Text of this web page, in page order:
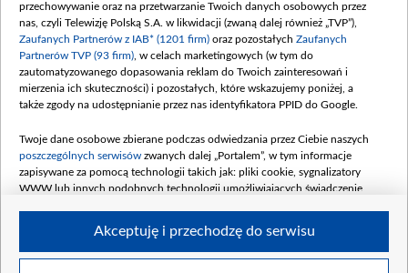
Dofinansowanie 48 862 000,00 PLN
Data podpisania umowy: GRUDZIEŃ 2025
(wpłata grudzień 60,548 mln)
Dofinansowanie 900 000 000,00 PLN
Data podpisania umowy: LUTY 2026 (wpłata
kwiecień 180 mln, 7 maja 180 mln, 8
czerwca 90 mln)
Dofinansowanie 250 000 000,00 PLN
4 sierpnia 250 mln
przechowywanie oraz na przetwarzanie Twoich danych osobowych przez
nas, czyli Telewizję Polską S.A. w likwidacji (zwaną dalej również „TVP”),
Zaufanych Partnerów z IAB* (1201 firm) oraz pozostałych Zaufanych
Partnerów TVP (93 firm) , w celach marketingowych (w tym do
zautomatyzowanego dopasowania reklam do Twoich zainteresowań i
mierzenia ich skuteczności) i pozostałych, które wskazujemy poniżej, a
także zgody na udostępnianie przez nas identyfikatora PPID do Google.
Twoje dane osobowe zbierane podczas odwiedzania przez Ciebie naszych
poszczególnych serwisów zwanych dalej „Portalem”, w tym informacje
zapisywane za pomocą technologii takich jak: pliki cookie, sygnalizatory
WWW lub innych podobnych technologii umożliwiających świadczenie
Akceptuję i przechodzę do serwisu